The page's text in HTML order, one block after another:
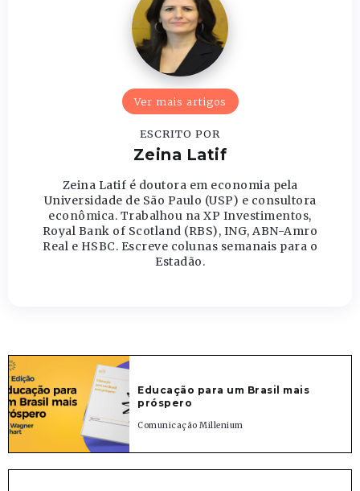
Ver mais artigos
ESCRITO POR
Zeina Latif
Zeina Latif é doutora em economia pela
Universidade de São Paulo (USP) e consultora
econômica. Trabalhou na XP Investimentos,
Royal Bank of Scotland (RBS), ING, ABN-Amro
Real e HSBC. Escreve colunas semanais para o
Estadão.
Educação para um Brasil mais
próspero
Comunicação Millenium